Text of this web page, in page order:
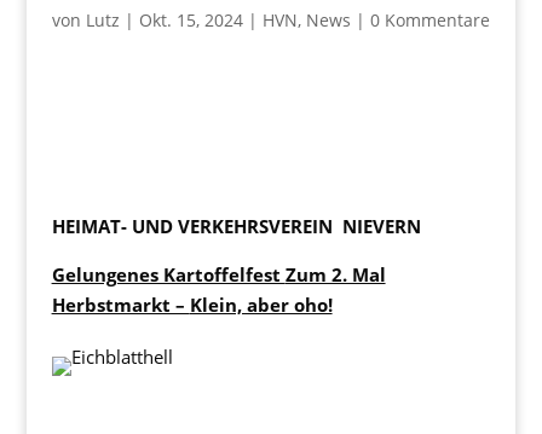
von Lutz | Okt. 15, 2024| HVN, News | 0 Kommentare
HEIMAT- UND VERKEHRSVEREIN NIEVERN
Gelungenes Kartoffelfest Zum 2. Mal
Herbstmarkt – Klein, aber oho!